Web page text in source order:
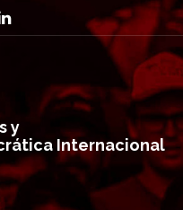
y
Internacional